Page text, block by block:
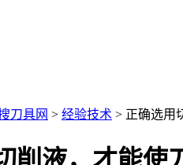
刀具网 > 经验技术 > 正确选用